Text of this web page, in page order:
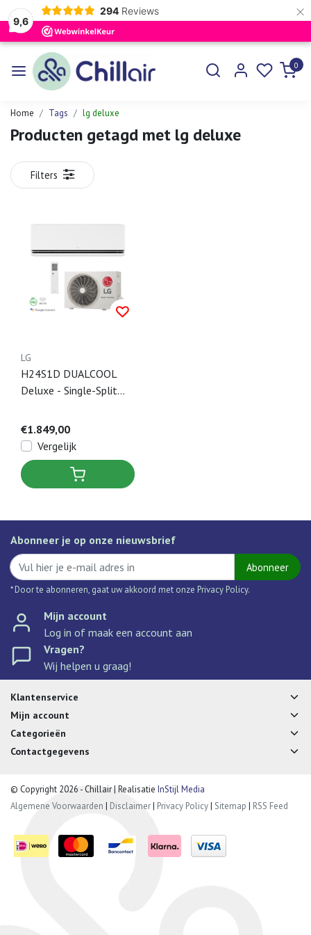
9,6
294 Reviews ×
0
Home Tags lg deluxe
Producten getagd met lg deluxe
Filters
LG
H24S1D DUALCOOL
Deluxe - Single-Split
€1.849,00
Vergelijk
Abonneer je op onze nieuwsbrief
Abonneer
* Door te abonneren, gaat uw akkoord met onze Privacy Policy.
Mijn account
Log in of maak een account aan
Vragen?
Wij helpen u graag!
Klantenservice
Mijn account
Categorieën
Contactgegevens
© Copyright 2026 - Chillair | Realisatie InStijl Media
Algemene Voorwaarden | Disclaimer| Privacy Policy| Sitemap | RSS Feed